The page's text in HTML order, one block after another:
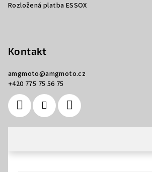
Rozložená platba ESSOX
Kontakt
amgmoto@amgmoto.cz
+420 775 75 56 75